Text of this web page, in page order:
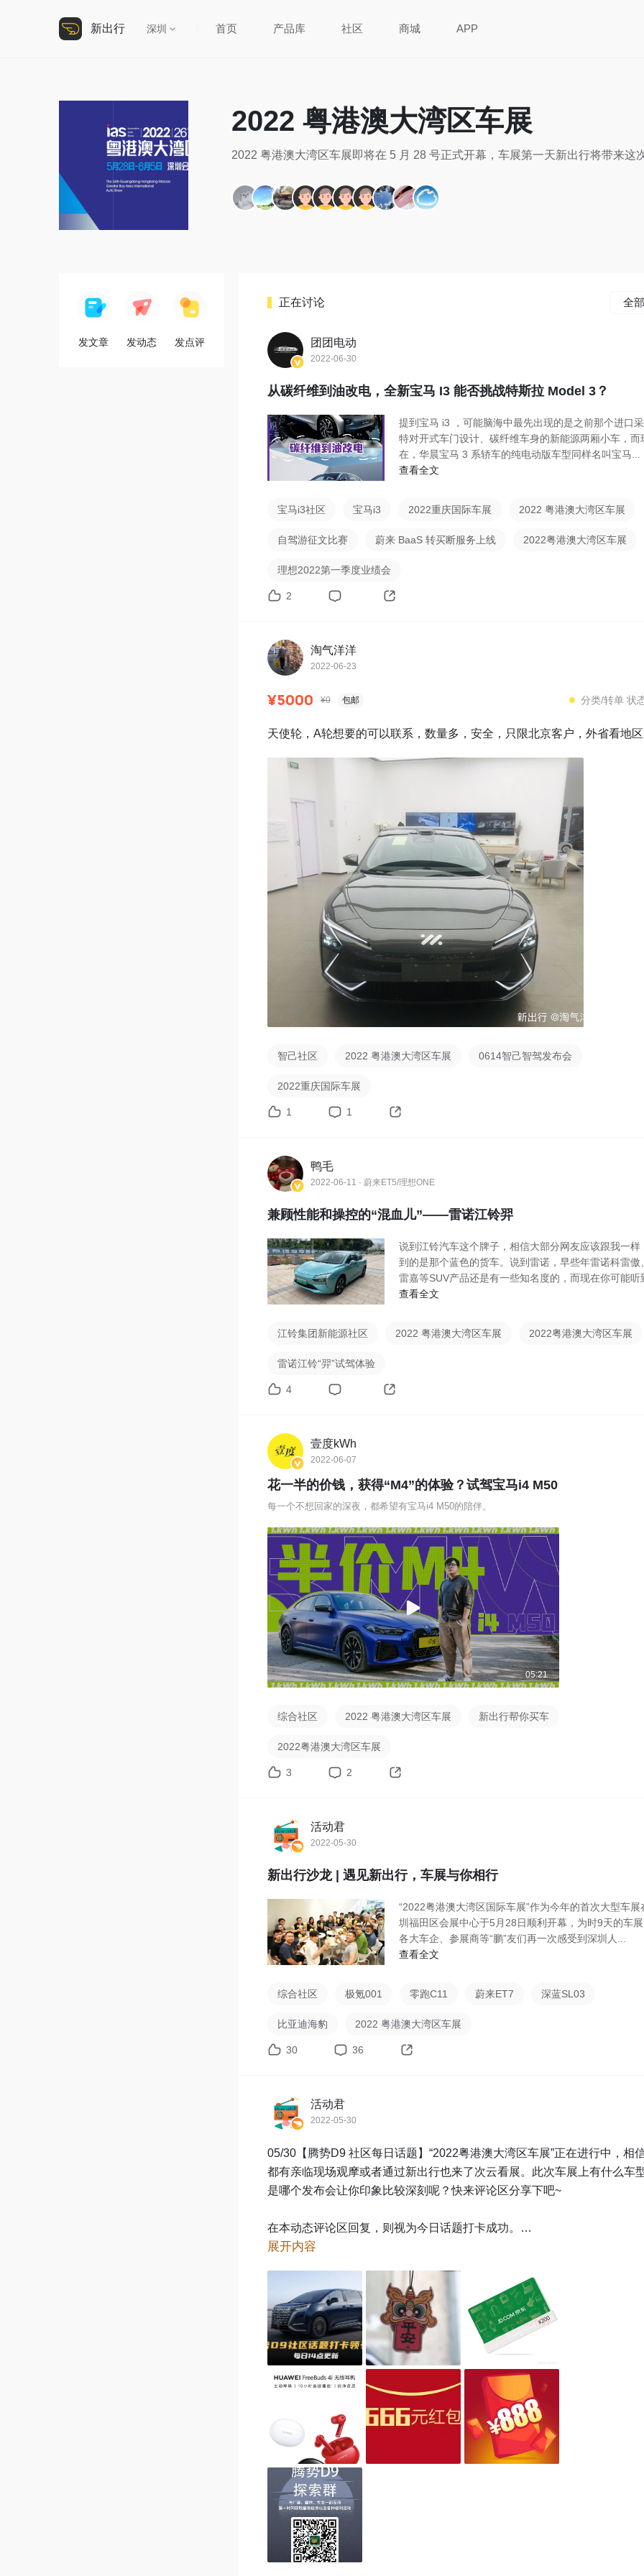
新出行 深圳 首页 产品库 社区 商城 APP
2022 粤港澳大湾区车展
2022 粤港澳大湾区车展即将在 5 月 28 号正式开幕，车展第一天新出行将带来这
发文章 发动态 发点评
正在讨论 全部
团团电动
2022-06-30
从碳纤维到油改电，全新宝马 I3 能否挑战特斯拉 Model 3？
提到宝马 i3 ，可能脑海中最先出现的是之前那个进口
特对开式车门设计、碳纤维车身的新能源两厢小车，而
在，华晨宝马 3 系轿车的纯电动版车型同样名叫宝马...
查看全文
宝马i3社区 宝马i3 2022重庆国际车展 2022 粤港澳大湾区车展
自驾游征文比赛 蔚来 BaaS 转买断服务上线 2022粤港澳大湾区车展
理想2022第一季度业绩会
2
淘气洋洋
2022-06-23
¥5000 ¥0 包邮 分类/转单 状
天使轮，A轮想要的可以联系，数量多，安全，只限北京客户，外省看地区
智己社区 2022 粤港澳大湾区车展 0614智己智驾发布会
2022重庆国际车展
1 1
鸭毛
2022-06-11 · 蔚来ET5/理想ONE
兼顾性能和操控的“混血儿”——雷诺江铃羿
说到江铃汽车这个牌子，相信大部分网友应该跟我一样
到的是那个蓝色的货车。说到雷诺，早些年雷诺科雷傲
雷嘉等SUV产品还是有一些知名度的，而现在你可能听
更...
查看全文
江铃集团新能源社区 2022 粤港澳大湾区车展 2022粤港澳大湾区车展
雷诺江铃“羿”试驾体验
4
壹度kWh
2022-06-07
花一半的价钱，获得“M4”的体验？试驾宝马i4 M50
每一个不想回家的深夜，都希望有宝马i4 M50的陪伴。
05:21
综合社区 2022 粤港澳大湾区车展 新出行帮你买车
2022粤港澳大湾区车展
3 2
活动君
2022-05-30
新出行沙龙 | 遇见新出行，车展与你相行
“2022粤港澳大湾区国际车展”作为今年的首次大型车展
圳福田区会展中心于5月28日顺利开幕，为时9天的车
各大车企、参展商等“鹏”友们再一次感受到深圳人...
查看全文
综合社区 极氪001 零跑C11 蔚来ET7 深蓝SL03
比亚迪海豹 2022 粤港澳大湾区车展
30 36
活动君
2022-05-30
05/30【腾势D9 社区每日话题】“2022粤港澳大湾区车展”正在进行中，相
都有亲临现场观摩或者通过新出行也来了次云看展。此次车展上有什么车
是哪个发布会让你印象比较深刻呢？快来评论区分享下吧~
在本动态评论区回复，则视为今日话题打卡成功。
————————
【5月社区「腾势D9 社区每日话题」打卡互动规则】
活动时间内（5.5-6.8）
每打卡一天话题视为打卡成功；
1、连续10天每日话题打卡成功，即可获得“国风香薰”1个，并从每日打卡人
抽一人赠送200元京东卡；
2、连续20天每日话题打卡成功，将从中抽一人赠送“华为Freebuds4E真无
牙运动耳机”，价值699元；
3、连续30天每日话题打卡成功，打卡成功用户，当天上午瓜分666元现金
包，下午瓜分888元现金红包；
1、当天打卡才有效，今天补昨天卡无效。
2、奖品统一在6月发放。
展开内容